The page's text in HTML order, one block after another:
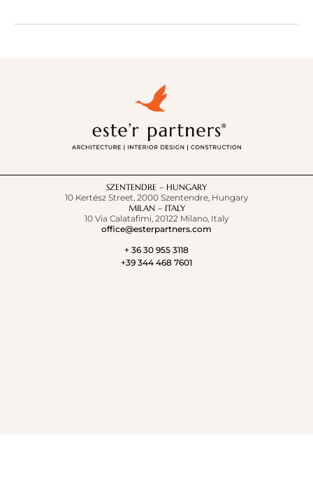
SZENTENDRE – HUNGARY
10 Kertész Street, 2000 Szentendre, Hungary
MILAN – ITALY
10 Via Calatafimi, 20122 Milano, Italy
office@esterpartners.com
+ 36 30 955 3118
+39 344 468 7601